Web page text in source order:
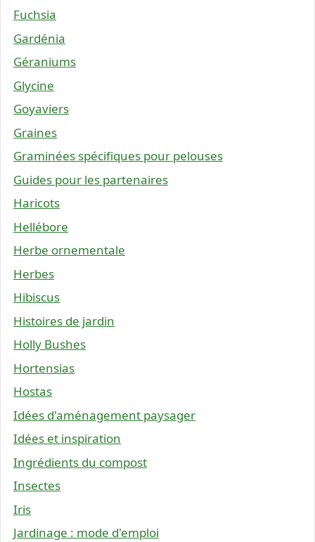
Fuchsia
Gardénia
Géraniums
Glycine
Goyaviers
Graines
Graminées spécifiques pour pelouses
Guides pour les partenaires
Haricots
Hellébore
Herbe ornementale
Herbes
Hibiscus
Histoires de jardin
Holly Bushes
Hortensias
Hostas
Idées d'aménagement paysager
Idées et inspiration
Ingrédients du compost
Insectes
Iris
Jardinage : mode d'emploi